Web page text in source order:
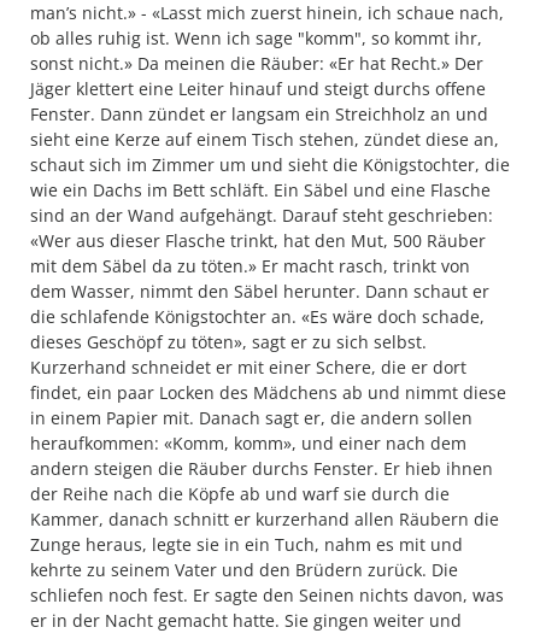
man’s nicht.» - «Lasst mich zuerst hinein, ich schaue nach,
ob alles ruhig ist. Wenn ich sage "komm", so kommt ihr,
sonst nicht.» Da meinen die Räuber: «Er hat Recht.» Der
Jäger klettert eine Leiter hinauf und steigt durchs offene
Fenster. Dann zündet er langsam ein Streichholz an und
sieht eine Kerze auf einem Tisch stehen, zündet diese an,
schaut sich im Zimmer um und sieht die Königstochter, die
wie ein Dachs im Bett schläft. Ein Säbel und eine Flasche
sind an der Wand aufgehängt. Darauf steht geschrieben:
«Wer aus dieser Flasche trinkt, hat den Mut, 500 Räuber
mit dem Säbel da zu töten.» Er macht rasch, trinkt von
dem Wasser, nimmt den Säbel herunter. Dann schaut er
die schlafende Königstochter an. «Es wäre doch schade,
dieses Geschöpf zu töten», sagt er zu sich selbst.
Kurzerhand schneidet er mit einer Schere, die er dort
findet, ein paar Locken des Mädchens ab und nimmt diese
in einem Papier mit. Danach sagt er, die andern sollen
heraufkommen: «Komm, komm», und einer nach dem
andern steigen die Räuber durchs Fenster. Er hieb ihnen
der Reihe nach die Köpfe ab und warf sie durch die
Kammer, danach schnitt er kurzerhand allen Räubern die
Zunge heraus, legte sie in ein Tuch, nahm es mit und
kehrte zu seinem Vater und den Brüdern zurück. Die
schliefen noch fest. Er sagte den Seinen nichts davon, was
er in der Nacht gemacht hatte. Sie gingen weiter und